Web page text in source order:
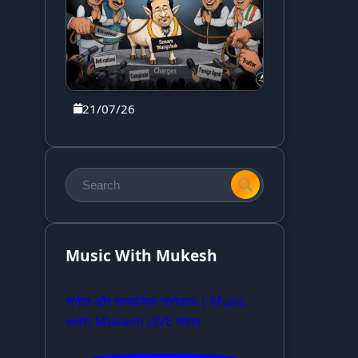
21/07/26
Music With Mukesh
संगीत और सामाजिक सरोकार | Music
with Mukesh LIVE संवाद